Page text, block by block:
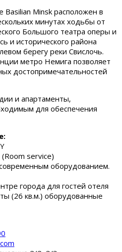
Minsk расположен в
минутах ходьбы от
Большого театра оперы и
и исторического района
берегу реки Свислочь.
метро Немига позволяет
достопримечательностей
и апартаменты,
для обеспечения
service)
оборудованием.
города для гостей отеля
(26 кв.м.) оборудованные